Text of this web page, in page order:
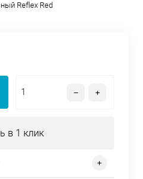
Reflex Red
в 1 клик